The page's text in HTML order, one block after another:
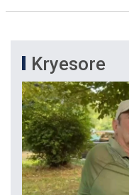
Kryesore